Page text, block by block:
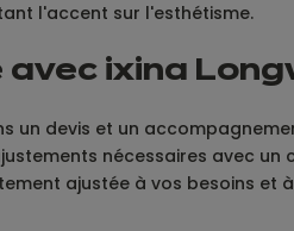
l'accent sur l'esthétisme.
avec ixina
un devis et un
nécessaires avec un
ajustée à vos besoins et